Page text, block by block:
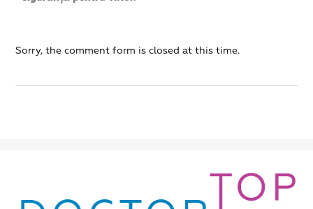
Sorry, the comment form is closed at this time.